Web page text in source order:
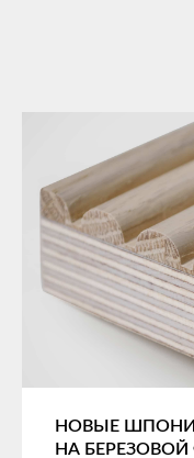
НОВЫЕ
НА БЕРЕЗОВОЙ